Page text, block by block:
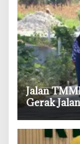
‎Jalan
Gerak